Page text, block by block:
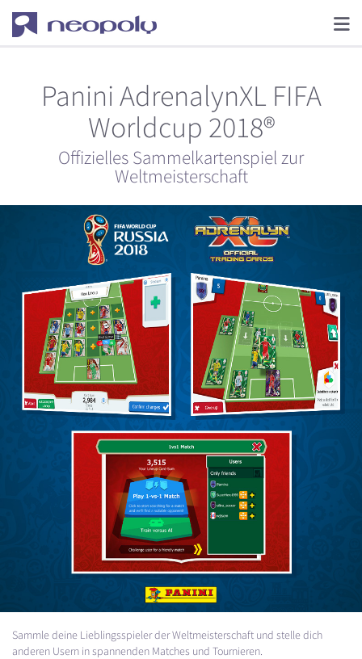
Panini AdrenalynXL FIFA
Worldcup 2018®
Offizielles Sammelkartenspiel zur
Weltmeisterschaft
Sammle deine Lieblingsspieler der Weltmeisterschaft und stelle dich
anderen Usern in spannenden Matches und Tournieren.